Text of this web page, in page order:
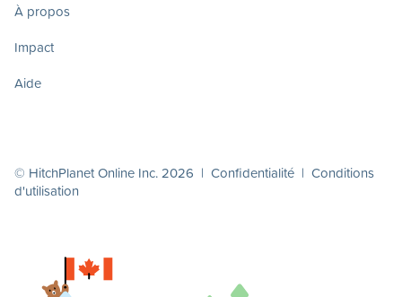
À propos
Impact
Aide
© HitchPlanet Online Inc. 2026 | Confidentialité | Conditions
d'utilisation